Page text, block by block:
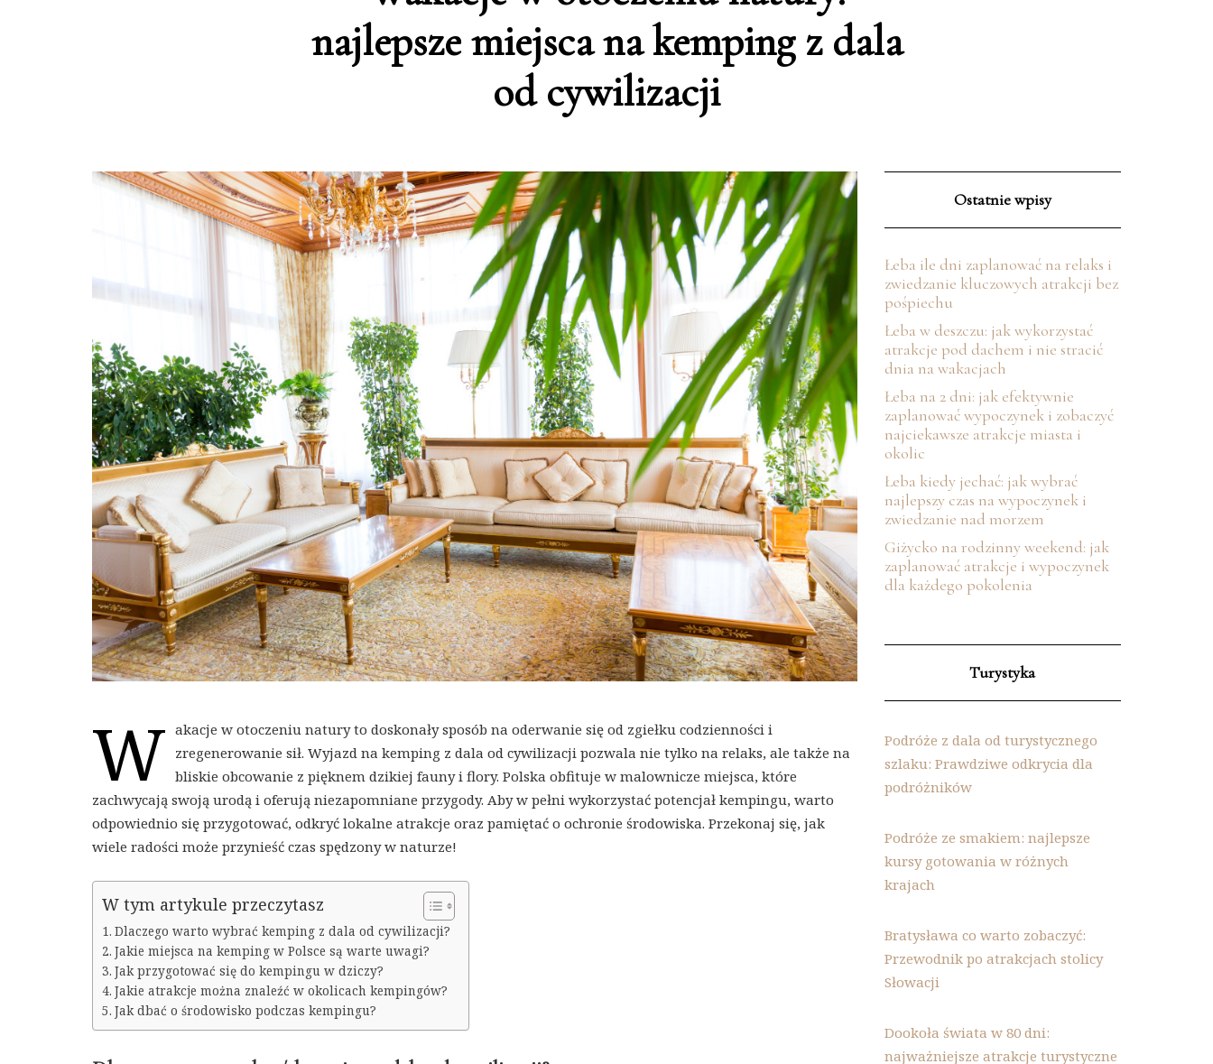
najlepsze miejsca na kemping z dala
od cywilizacji
W akacje w otoczeniu natury to doskonały sposób na oderwanie się od zgiełku codzienności i
zregenerowanie sił. Wyjazd na kemping z dala od cywilizacji pozwala nie tylko na relaks, ale także na
bliskie obcowanie z pięknem dzikiej fauny i flory. Polska obfituje w malownicze miejsca, które
zachwycają swoją urodą i oferują niezapomniane przygody. Aby w pełni wykorzystać potencjał kempingu, warto
odpowiednio się przygotować, odkryć lokalne atrakcje oraz pamiętać o ochronie środowiska. Przekonaj się, jak
wiele radości może przynieść czas spędzony w naturze!
W tym artykule przeczytasz
Dlaczego warto wybrać kemping z dala od cywilizacji?
Jakie miejsca na kemping w Polsce są warte uwagi?
Jak przygotować się do kempingu w dziczy?
Jakie atrakcje można znaleźć w okolicach kempingów?
Jak dbać o środowisko podczas kempingu?
Ostatnie wpisy
Łeba ile dni zaplanować na relaks i
zwiedzanie kluczowych atrakcji bez
pośpiechu
Łeba w deszczu: jak wykorzystać
atrakcje pod dachem i nie stracić
dnia na wakacjach
Łeba na 2 dni: jak efektywnie
zaplanować wypoczynek i zobaczyć
najciekawsze atrakcje miasta i
okolic
Łeba kiedy jechać: jak wybrać
najlepszy czas na wypoczynek i
zwiedzanie nad morzem
Giżycko na rodzinny weekend: jak
zaplanować atrakcje i wypoczynek
dla każdego pokolenia
Turystyka
Podróże z dala od turystycznego
szlaku: Prawdziwe odkrycia dla
podróżników
Podróże ze smakiem: najlepsze
kursy gotowania w różnych
krajach
Bratysława co warto zobaczyć:
Przewodnik po atrakcjach stolicy
Słowacji
Dookoła świata w 80 dni:
najważniejsze atrakcje turystyczne